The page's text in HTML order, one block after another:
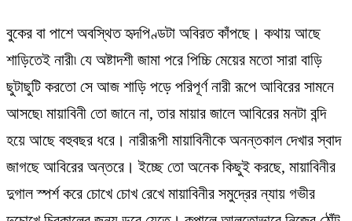
বুকের বা পাশে অবস্থিত হৃদপিণ্ডটা অবিরত কাঁপছে। কথায় আছে
শাড়িতেই নারী৷ যে অষ্টাদশী জামা পরে পিচ্চি মেয়ের মতো সারা বাড়ি
ছুটাছুটি করতো সে আজ শাড়ি পড়ে পরিপূর্ণ নারী রূপে আবিরের সামনে
আসছে৷ মায়াবিনী তো জানে না, তার মায়ার জালে আবিরের মনটা বন্দি
হয়ে আছে বহুবছর ধরে। নারীরূপী মায়াবিনীকে অনন্তকাল দেখার স্বাদ
জাগছে আবিরের অন্তরে। ইচ্ছে তো অনেক কিছুই করছে, মায়াবিনীর
দুগাল স্পর্শ করে চোখে চোখ রেখে মায়াবিনীর সমুদ্রের ন্যায় গভীর